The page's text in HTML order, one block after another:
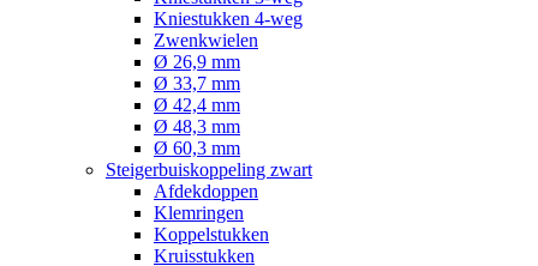
Kniestukken 4-weg
Zwenkwielen
Ø 26,9 mm
Ø 33,7 mm
Ø 42,4 mm
Ø 48,3 mm
Ø 60,3 mm
Steigerbuiskoppeling zwart
Afdekdoppen
Klemringen
Koppelstukken
Kruisstukken